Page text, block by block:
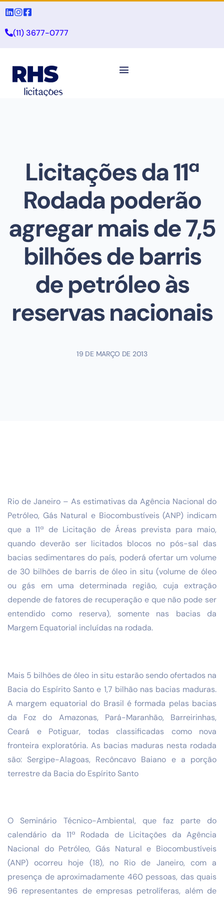
(11) 3677-0777
Licitações da 11ª
Rodada poderão
agregar mais de 7,5
bilhões de barris
de petróleo às
reservas nacionais
19 DE MARÇO DE 2013
Rio de Janeiro – As estimativas da Agência Nacional do
Petróleo, Gás Natural e Biocombustíveis (ANP) indicam
que a 11ª de Licitação de Áreas prevista para maio,
quando deverão ser licitados blocos no pós-sal das
bacias sedimentares do país, poderá ofertar um volume
de 30 bilhões de barris de óleo in situ (volume de óleo
ou gás em uma determinada região, cuja extração
depende de fatores de recuperação e que não pode ser
entendido como reserva), somente nas bacias da
Margem Equatorial incluídas na rodada.
Mais 5 bilhões de óleo in situ estarão sendo ofertados na
Bacia do Espírito Santo e 1,7 bilhão nas bacias maduras.
A margem equatorial do Brasil é formada pelas bacias
da Foz do Amazonas, Pará-Maranhão, Barreirinhas,
Ceará e Potiguar, todas classificadas como nova
fronteira exploratória. As bacias maduras nesta rodada
são: Sergipe-Alagoas, Recôncavo Baiano e a porção
terrestre da Bacia do Espírito Santo
O Seminário Técnico-Ambiental, que faz parte do
calendário da 11ª Rodada de Licitações da Agência
Nacional do Petróleo, Gás Natural e Biocombustíveis
(ANP) ocorreu hoje (18), no Rio de Janeiro, com a
presença de aproximadamente 460 pessoas, das quais
96 representantes de empresas petrolíferas, além de